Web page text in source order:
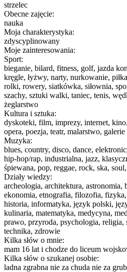
strzelec
Obecne zajęcie:
nauka
Moja charakterystyka:
zdyscyplinowany
Moje zainteresowania:
Sport:
bieganie, bilard, fitness, golf, jazda
kręgle, łyżwy, narty, nurkowanie,
rolki, rowery, siatkówka, siłownia,
szachy, sztuki walki, taniec, tenis,
żeglarstwo
Kultura i sztuka:
dyskoteki, film, imprezy, internet,
opera, poezja, teatr, malarstwo, galerie
Muzyka:
blues, country, disco, dance,
hip-hop/rap, industrialna, jazz,
śpiewana, pop, reggae, rock, ska,
Działy wiedzy:
archeologia, architektura, astronomia,
ekonomia, etnografia, filozofia,
historia, informatyka, język polski,
kulinaria, matematyka, medycyna,
prawo, przyroda, psychologia, religia,
technika, zdrowie
Kilka słów o mnie:
mam 16 lat i chodze do liceum
Kilka słów o szukanej osobie:
ladna zgrabna nie za chuda nie za